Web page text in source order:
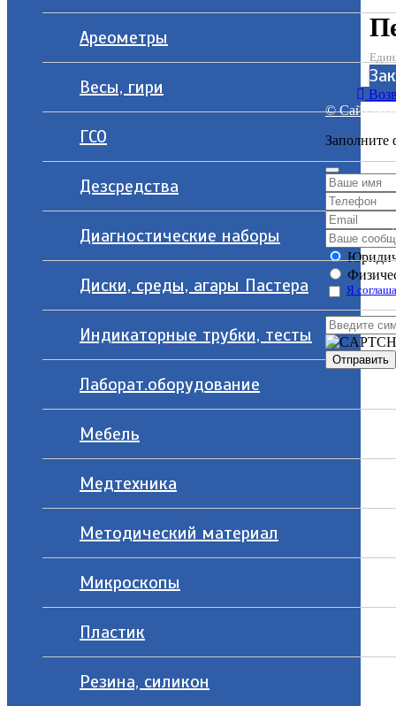
Ареометры
Весы, гири
ГСО
Дезсредства
Диагностические наборы
Диски, среды, агары Пастера
Индикаторные трубки, тесты
Лаборат.оборудование
Мебель
Медтехника
Методический материал
Микроскопы
Пластик
Резина, силикон
© Сайт
Заполните
Я